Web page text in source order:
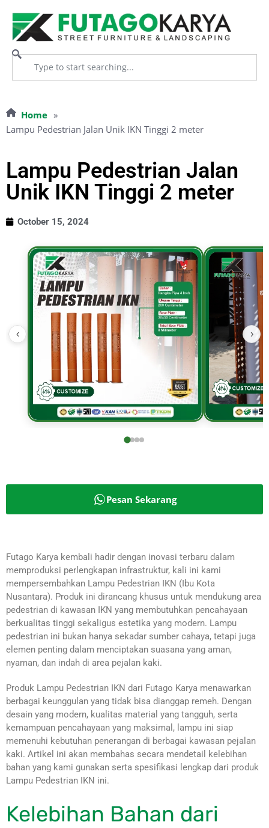
Home »
Lampu Pedestrian Jalan Unik IKN Tinggi 2 meter
Lampu Pedestrian Jalan
Unik IKN Tinggi 2 meter
October 15, 2024
‹ ›
Pesan Sekarang
Futago Karya kembali hadir dengan inovasi terbaru dalam
memproduksi perlengkapan infrastruktur, kali ini kami
mempersembahkan Lampu Pedestrian IKN (Ibu Kota
Nusantara). Produk ini dirancang khusus untuk mendukung area
pedestrian di kawasan IKN yang membutuhkan pencahayaan
berkualitas tinggi sekaligus estetika yang modern. Lampu
pedestrian ini bukan hanya sekadar sumber cahaya, tetapi juga
elemen penting dalam menciptakan suasana yang aman,
nyaman, dan indah di area pejalan kaki.
Produk Lampu Pedestrian IKN dari Futago Karya menawarkan
berbagai keunggulan yang tidak bisa dianggap remeh. Dengan
desain yang modern, kualitas material yang tangguh, serta
kemampuan pencahayaan yang maksimal, lampu ini siap
memenuhi kebutuhan penerangan di berbagai kawasan pejalan
kaki. Artikel ini akan membahas secara mendetail kelebihan
bahan yang kami gunakan serta spesifikasi lengkap dari produk
Lampu Pedestrian IKN ini.
Kelebihan Bahan dari